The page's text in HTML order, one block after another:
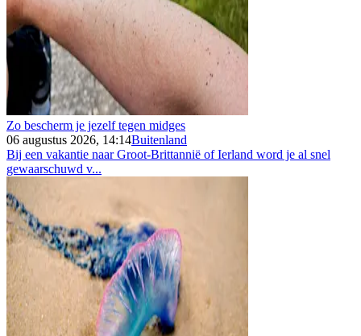
Zo bescherm je jezelf tegen midges
06 augustus 2026, 14:14Buitenland
Bij een vakantie naar Groot-Brittannië of Ierland word je al snel
gewaarschuwd v...